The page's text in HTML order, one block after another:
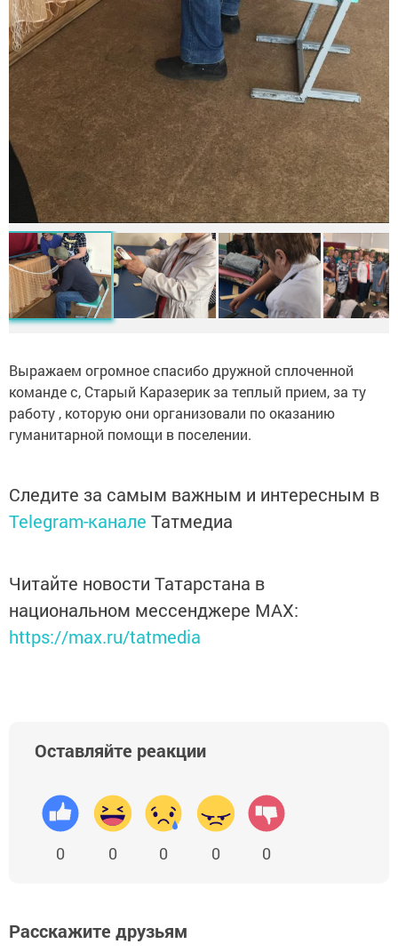
Выражаем огромное спасибо дружной сплоченной
команде с, Старый Каразерик за теплый прием, за ту
работу , которую они организовали по оказанию
гуманитарной помощи в поселении.
Следите за самым важным и интересным в
Telegram-канале Татмедиа
Читайте новости Татарстана в
национальном мессенджере MАХ:
https://max.ru/tatmedia
Оставляйте реакции
0 0 0 0 0
Расскажите друзьям